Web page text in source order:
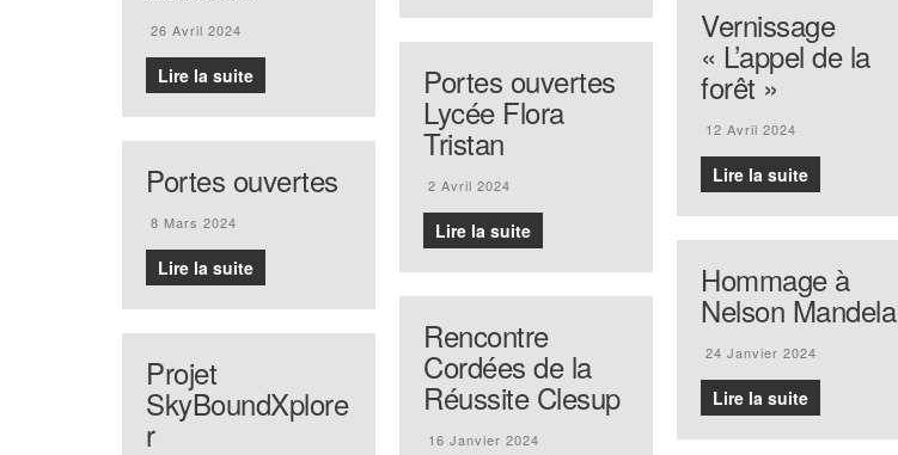
26 Avril 2024
Lire la suite
Vernissage
« L’appel de la
forêt »
12 Avril 2024
Lire la suite
Portes ouvertes
Lycée Flora
Tristan
2 Avril 2024
Lire la suite
Portes ouvertes
8 Mars 2024
Lire la suite Hommage à
Nelson Mandela
24 Janvier 2024
Lire la suite
Rencontre
Cordées de la
Réussite Clesup
16 Janvier 2024
Projet
SkyBoundXplore
r